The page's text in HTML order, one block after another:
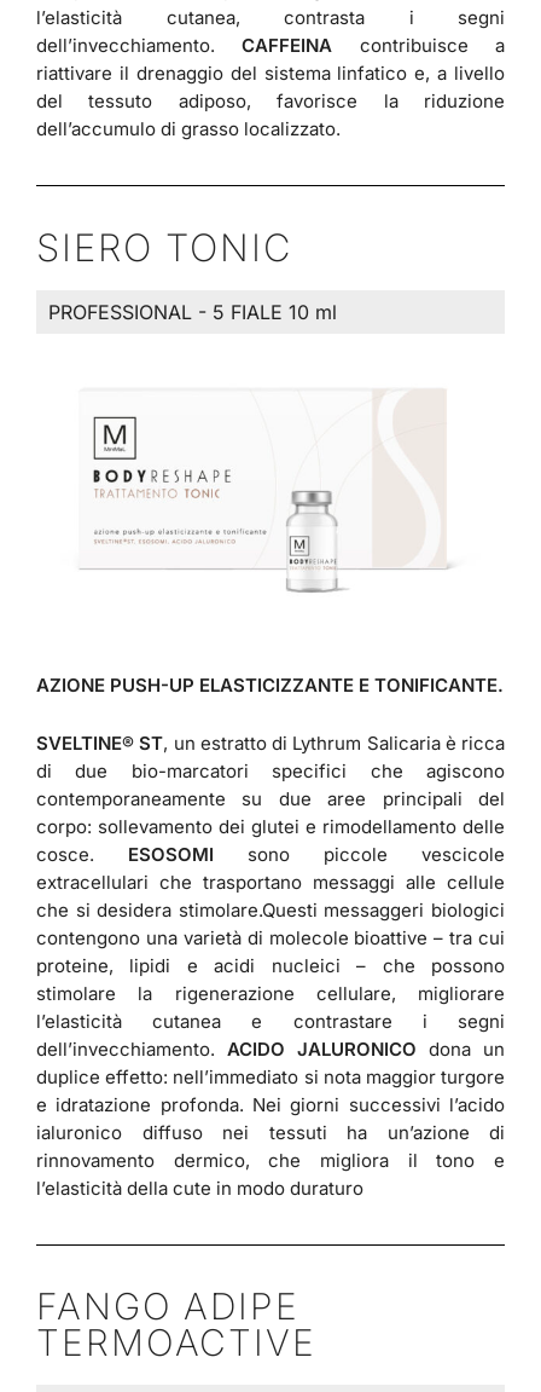
l’elasticità cutanea, contrasta i segni
dell’invecchiamento.CAFFEINA contribuisce a
riattivare il drenaggio del sistema linfatico e, a livello
del tessuto adiposo, favorisce la riduzione
dell’accumulo di grasso localizzato.
SIERO TONIC
PROFESSIONAL - 5 FIALE 10 ml
AZIONE PUSH-UP ELASTICIZZANTE E TONIFICANTE.
SVELTINE® ST, un estratto di Lythrum Salicaria è ricca
di due bio-marcatori specifici che agiscono
contemporaneamente su due aree principali del
corpo: sollevamento dei glutei e rimodellamento delle
cosce. ESOSOMI sono piccole vescicole
extracellulari che trasportano messaggi alle cellule
che si desidera stimolare.Questi messaggeri biologici
contengono una varietà di molecole bioattive – tra cui
proteine, lipidi e acidi nucleici – che possono
stimolare la rigenerazione cellulare, migliorare
l’elasticità cutanea e contrastare i segni
dell’invecchiamento. ACIDO JALURONICO dona un
duplice effetto: nell’immediato si nota maggior turgore
e idratazione profonda. Nei giorni successivi l’acido
ialuronico diffuso nei tessuti ha un’azione di
rinnovamento dermico, che migliora il tono e
l’elasticità della cute in modo duraturo
FANGO ADIPE
TERMOACTIVE